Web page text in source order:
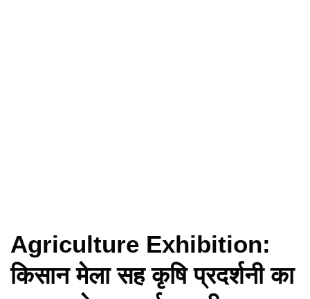
Agriculture Exhibition:
किसान मेला सह कृषि प्रदर्शनी का